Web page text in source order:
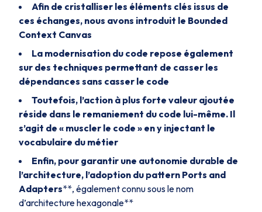
Afin de cristalliser les éléments clés issus de
ces échanges, nous avons introduit le Bounded
Context Canvas
La modernisation du code repose également
sur des techniques permettant de casser les
dépendances sans casser le code
Toutefois, l’action à plus forte valeur ajoutée
réside dans le remaniement du code lui-même. Il
s’agit de « muscler le code » en y injectant le
vocabulaire du métier
Enfin, pour garantir une autonomie durable de
l’architecture, l’adoption du pattern Ports and
Adapters**, également connu sous le nom
d’architecture hexagonale**